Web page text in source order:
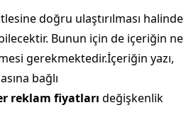
doğru ulaştırılması halinde
Bunun için de içeriğin ne
gerekmektedir.İçeriğin yazı,
bağlı
reklam fiyatları değişkenlik